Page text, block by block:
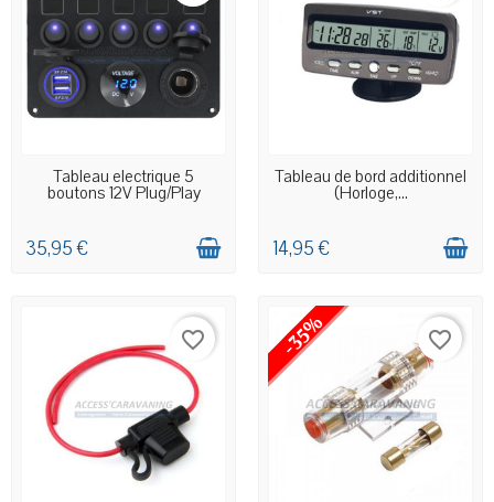
EN STOCK MAGASIN
Tableau electrique 5
boutons 12V Plug/Play
35,95 €
EN STOCK MAGASIN
Tableau de bord additionnel
(Horloge,...
14,95 €
favorite_border -35% favorite_border